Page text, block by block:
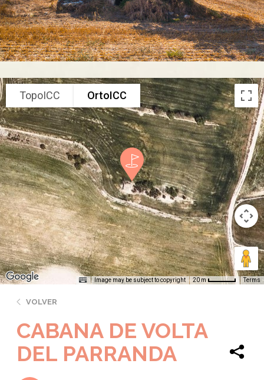
TopoICC OrtoICC
Image may be subject to copyright 20 m Terms
VOLVER
CABANA DE VOLTA
DEL PARRANDA